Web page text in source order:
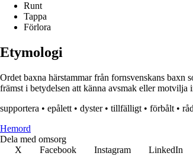
Runt
Tappa
Förlora
Etymologi
Ordet baxna härstammar från fornsvenskans baxn
främst i betydelsen att känna avsmak eller motvilja
supportera • epålett • dyster• tillfälligt • förbålt •
Hemord
Dela med omsorg
X
Facebook Instagram LinkedIn